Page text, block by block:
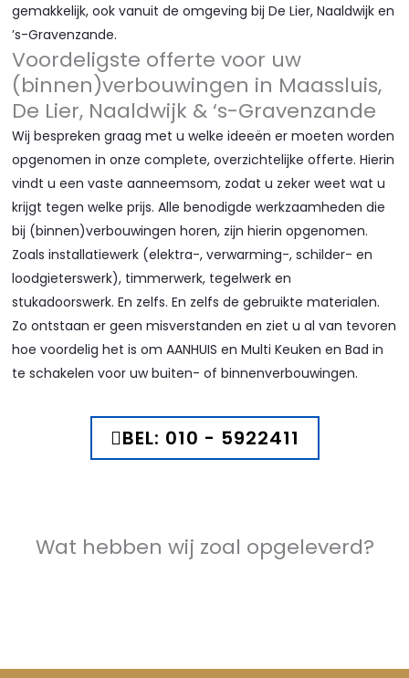
gemakkelijk, ook vanuit de omgeving bij De Lier, Naaldwijk en
’s-Gravenzande.
Voordeligste offerte voor uw
(binnen)verbouwingen in Maassluis,
De Lier, Naaldwijk & ‘s-Gravenzande
Wij bespreken graag met u welke ideeën er moeten worden
opgenomen in onze complete, overzichtelijke offerte. Hierin
vindt u een vaste aanneemsom, zodat u zeker weet wat u
krijgt tegen welke prijs. Alle benodigde werkzaamheden die
bij (binnen)verbouwingen horen, zijn hierin opgenomen.
Zoals installatiewerk (elektra-, verwarming-, schilder- en
loodgieterswerk), timmerwerk, tegelwerk en
stukadoorswerk. En zelfs. En zelfs de gebruikte materialen.
Zo ontstaan er geen misverstanden en ziet u al van tevoren
hoe voordelig het is om AANHUIS en Multi Keuken en Bad in
te schakelen voor uw buiten- of binnenverbouwingen.
BEL: 010 - 5922411
Wat hebben wij zoal opgeleverd?